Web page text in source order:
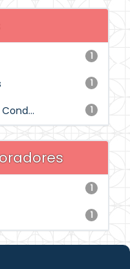
1
1
1
1
1